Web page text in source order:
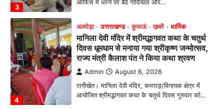
3
ऑफिस में धरने पर बैठे गोदियाल और…
4
अल्मोड़ा उत्तराखण्ड कुमाऊं ख़बरें धार्मिक
मानिला देवी मंदिर में श्रीमद्भागवत कथा के चतुर्थ
दिवस धूमधाम से मनाया गया श्रीकृष्ण जन्मोत्सव,
राज्य मंत्री कैलाश पंत ने किया कथा श्रवण
Admin August 6, 2026
रानीखेत। मानिला देवी मंदिर, कमराड़/विनायक क्षेत्र में
आयोजित श्रीमद्भागवत कथा के चतुर्थ दिवस गुरुवार को…